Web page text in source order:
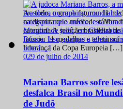
Ao todo, o grupo faturou 11
na disputa que antecede o
categoria A seleção brasileira de
faturou 11 medalhas e terminou
liderança da Copa Europeia […]
029 de julho de 2014
Mariana Barros sofre
desfalca Brasil no
de Judô